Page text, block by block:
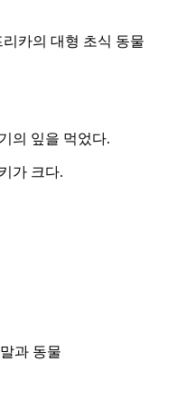
카의 대형 초식 동물
의 잎을 먹었다.
가 크다.
과 동물